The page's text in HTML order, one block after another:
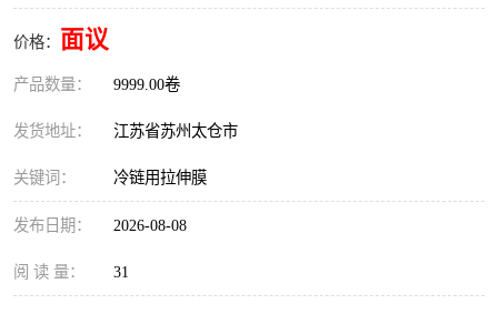
价格： 面议
产品数量： 9999.00卷
发货地址： 江苏省苏州太仓市
关键词： 冷链用拉伸膜
发布日期： 2026-08-08
阅 读 量： 31